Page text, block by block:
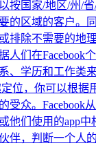
按国家/地区/州/
的区域的客户。
排除不需要的地
人们在Facebook
、学历和工作类
位，你可以根据
受众。Facebook
他们使用的app
伴，判断一个人